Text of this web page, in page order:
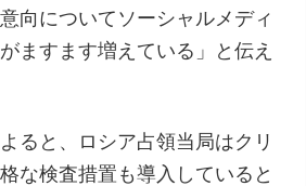
向についてソーシャルメディ
ますます増えている」と伝え
ると、ロシア占領当局はクリ
な検査措置も導入していると